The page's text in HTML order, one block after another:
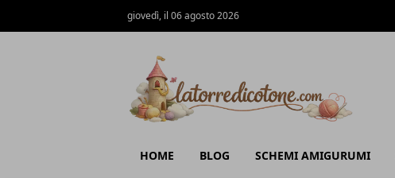
giovedì, il 06 agosto 2026
HOME BLOG SCHEMI AMIGURUMI